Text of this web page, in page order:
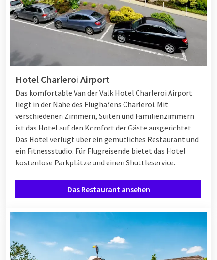
Hotel Charleroi Airport
Das komfortable Van der Valk Hotel Charleroi Airport
liegt in der Nähe des Flughafens Charleroi. Mit
verschiedenen Zimmern, Suiten und Familienzimmern
ist das Hotel auf den Komfort der Gäste ausgerichtet.
Das Hotel verfügt über ein gemütliches Restaurant und
ein Fitnessstudio. Für Flugreisende bietet das Hotel
kostenlose Parkplätze und einen Shuttleservice.
Das Restaurant ansehen